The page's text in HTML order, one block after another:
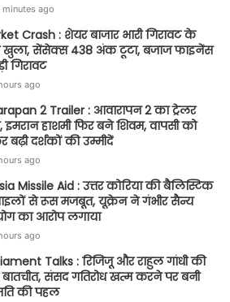
minutes ago
Crash : शेयर बाजार भारी गिरावट के
खुला, सेंसेक्स 438 अंक टूटा, बजाज फाइनेंस
गिरावट
ago
2 Trailer : आवारापन 2 का ट्रेलर
इमरान हाशमी फिर बने शिवम, वापसी को
दर्शकों की उम्मीदें
ago
Missile Aid : उत्तर कोरिया की बैलिस्टिक
से रूस मजबूत, यूक्रेन ने गंभीर सैन्य
का आरोप लगाया
ago
Talks : रिजिजू और राहुल गांधी की
बातचीत, संसद गतिरोध खत्म करने पर बनी
की पहल